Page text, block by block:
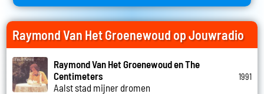
Raymond Van Het Groenewoud op Jouwradio
Raymond Van Het Groenewoud en The
Centimeters
Aalst stad mijner dromen
1991